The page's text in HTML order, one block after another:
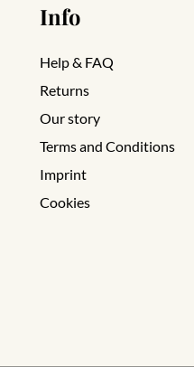
Info
Help & FAQ
Returns
Our story
Terms and Conditions
Imprint
Cookies